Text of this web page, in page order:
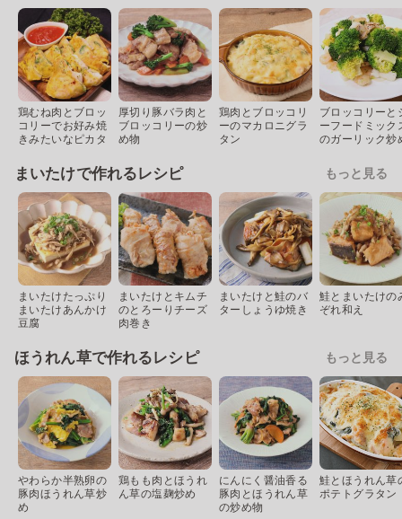
鶏むね肉とブロッ
コリーでお好み焼
きみたいなピカタ
厚切り豚バラ肉と
ブロッコリーの炒
め物
鶏肉とブロッコリ
ーのマカロニグラ
タン
ブロッコリーと
ーフードミック
のガーリック炒
まいたけで作れるレシピ もっと見る
まいたけたっぷり
まいたけあんかけ
豆腐
まいたけとキムチ
のとろーりチーズ
肉巻き
まいたけと鮭のバ
ターしょうゆ焼き
鮭とまいたけの
ぞれ和え
ほうれん草で作れるレシピ もっと見る
やわらか半熟卵の
豚肉ほうれん草炒
め
鶏もも肉とほうれ
ん草の塩麹炒め
にんにく醤油香る
豚肉とほうれん草
の炒め物
鮭とほうれん草
ポテトグラタン